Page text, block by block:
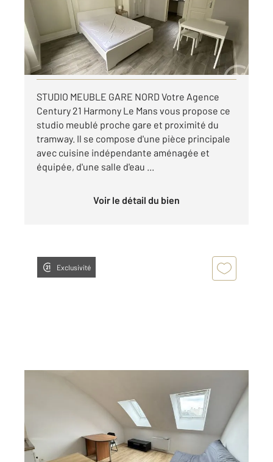
Appartement Studio à louer
431 €
par mois charges comprises
Visiter le site dédié
STUDIO MEUBLE GARE NORD Votre Agence
Century 21 Harmony Le Mans vous propose ce
studio meublé proche gare et proximité du
tramway. Il se compose d'une pièce principale
avec cuisine indépendante aménagée et
équipée, d'une salle d'eau ...
Voir le détail du bien
Exclusivité
, 1 pièce
Appartement Studio à louer
402 €